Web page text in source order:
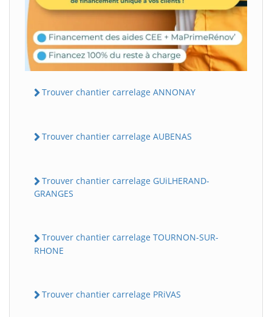
Trouver chantier carrelage ANNONAY
Trouver chantier carrelage AUBENAS
Trouver chantier carrelage GUiLHERAND-
GRANGES
Trouver chantier carrelage TOURNON-SUR-
RHONE
Trouver chantier carrelage PRiVAS